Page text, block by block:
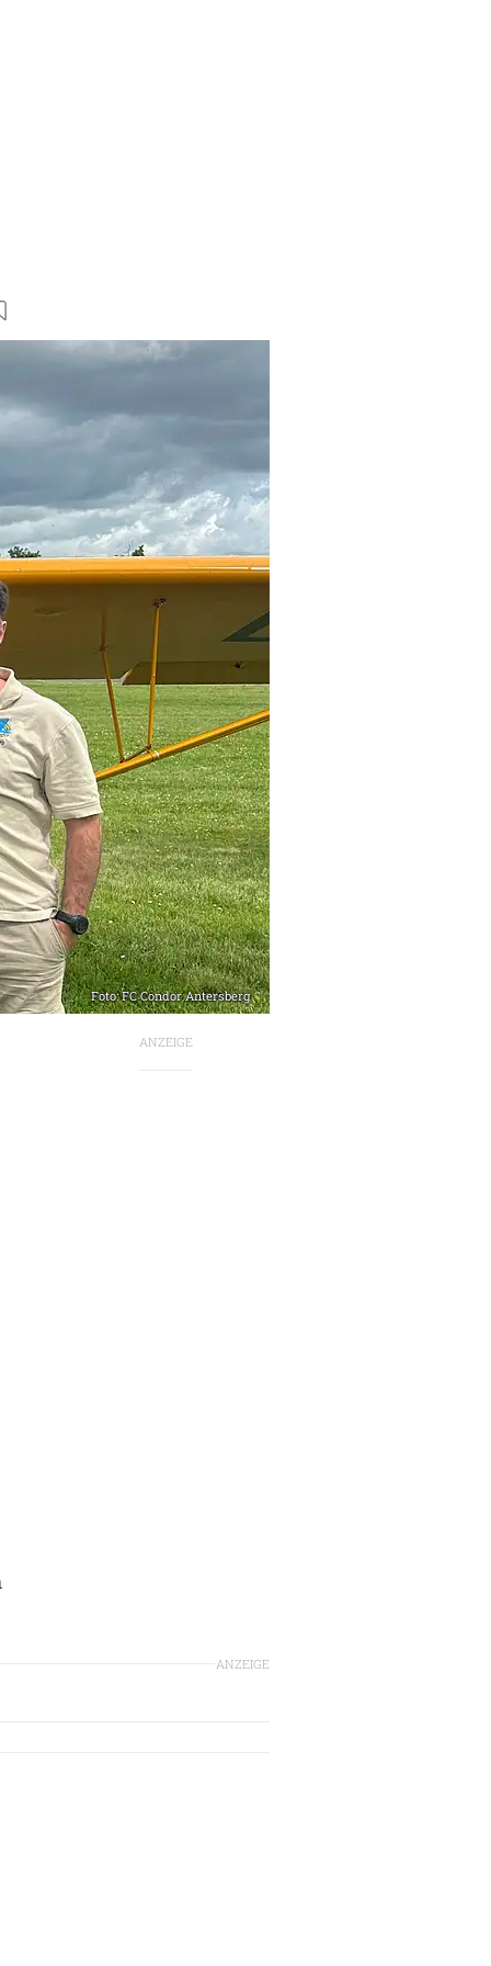
Foto: FC Condor Antersberg
ANZEIGE
ANZEIGE